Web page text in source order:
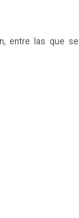
entre las que se